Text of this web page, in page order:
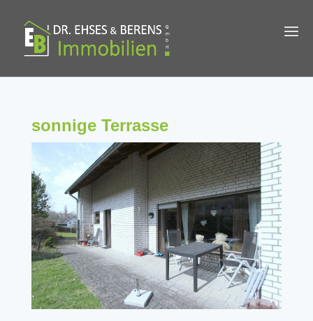
sonnige Terrasse